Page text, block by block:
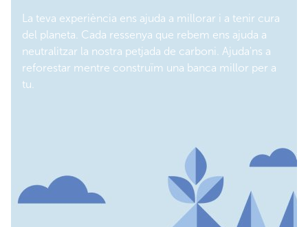
La teva experiència ens ajuda a millorar i a tenir cura
del planeta. Cada ressenya que rebem ens ajuda a
neutralitzar la nostra petjada de carboni. Ajuda'ns a
reforestar mentre construïm una banca millor per a
tu.